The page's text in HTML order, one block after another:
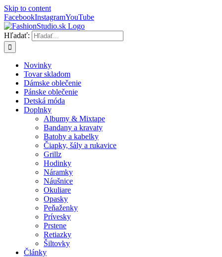
Skip to content
FacebookInstagramYouTube
Hľadať:
Novinky
Tovar skladom
Dámske oblečenie
Pánske oblečenie
Detská móda
Doplnky
Albumy & Mixtape
Bandany a kravaty
Batohy a kabelky
Čiapky, šály a rukavice
Grillz
Hodinky
Náramky
Náušnice
Okuliare
Opasky
Peňaženky
Prívesky
Prstene
Retiazky
Šiltovky
Články